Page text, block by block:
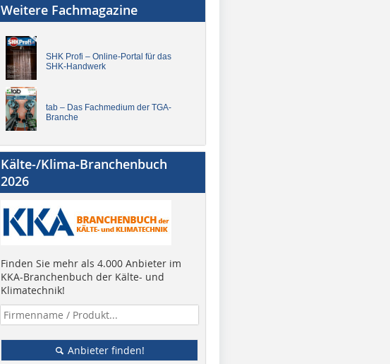
Weitere Fachmagazine
SHK Profi – Online-Portal für das
SHK-Handwerk
tab – Das Fachmedium der TGA-
Branche
Kälte-/Klima-Branchenbuch
2026
Finden Sie mehr als 4.000 Anbieter im
KKA-Branchenbuch der Kälte- und
Klimatechnik!
Anbieter finden!